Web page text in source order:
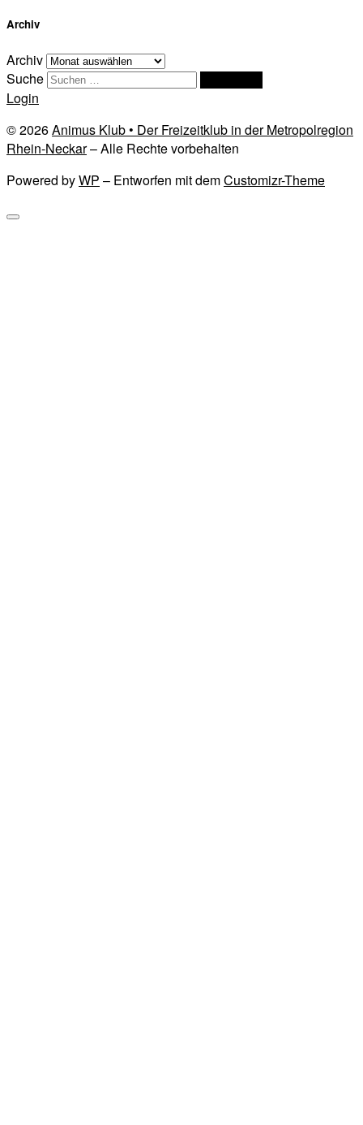
Archiv
Archiv
Suche
Login
© 2026Animus Klub • Der Freizeitklub in der Metropolregion
Rhein-Neckar– Alle Rechte vorbehalten
Powered byWP – Entworfen mit demCustomizr-Theme